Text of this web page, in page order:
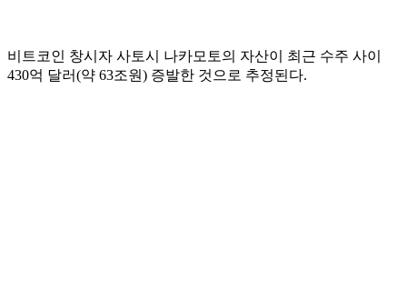
비트코인 창시자 사토시 나카모토의 자산이 최근 수주 사이
430억 달러(약 63조원) 증발한 것으로 추정된다.